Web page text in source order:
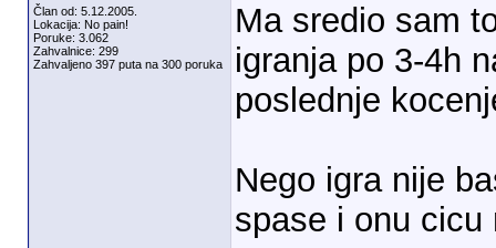
Član od: 5.12.2005.
Lokacija: No pain!
Poruke: 3.062
Zahvalnice: 299
Zahvaljeno 397 puta na 300 poruka
Ma sredio sam
igranja po 3-4h
poslednje
Nego igra nije
spase i onu cicu